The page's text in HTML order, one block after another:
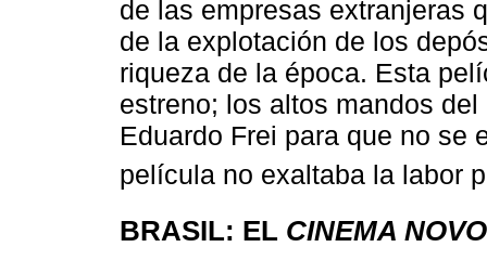
de las empresas extranjeras
de la explotación de los
riqueza de la época. Esta
estreno; los altos mandos
Eduardo Frei para que no se
película no exaltaba la labor
BRASIL: EL CINEMA NOVO